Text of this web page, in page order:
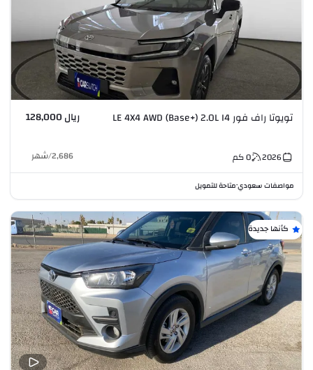
تويوتا راف فور LE 4X4 AWD (Base+) 2.0L I4 ريال 128,000
2026
0كم 2,686
/شهر
مواصفات سعودي•متاحة للتمويل
كأنها جديدة